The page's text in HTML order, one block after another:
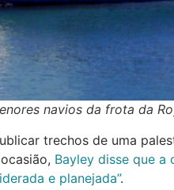
navios da frota da
trechos de uma
Bayley disse que a
e planejada”.